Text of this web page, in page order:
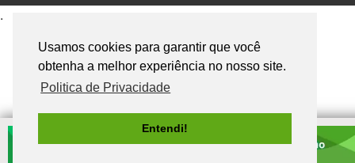
Usamos cookies para garantir que você
obtenha a melhor experiência no nosso site.
Politica de Privacidade
Entendi!
.